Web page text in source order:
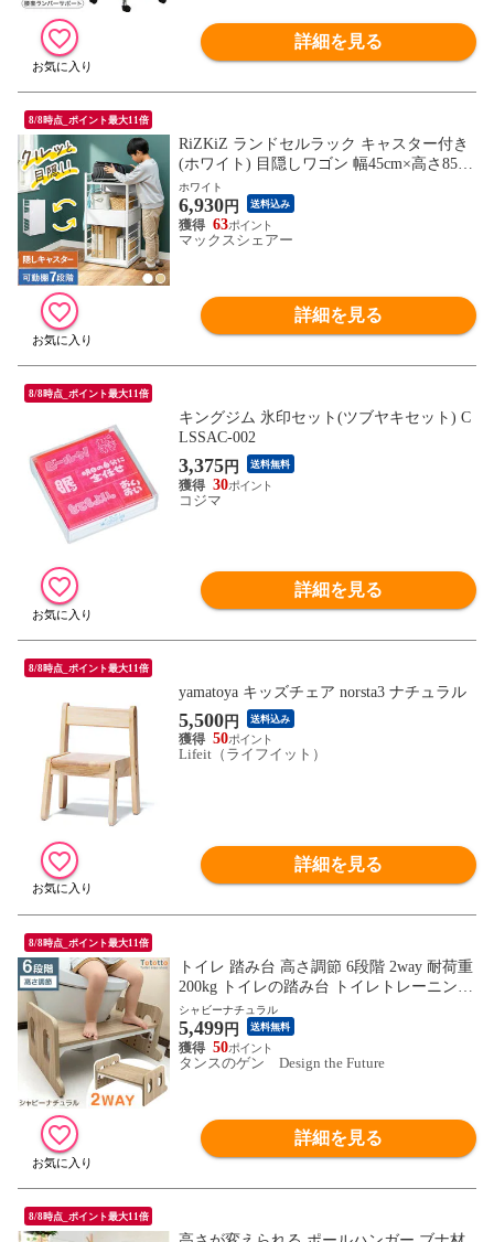
詳細を見る
8/8時点_ポイント最大11倍
RiZKiZ ランドセルラック キャスター付き
(ホワイト) 目隠しワゴン 幅45cm×高さ85cm
ランドセル収納 スリム 可動棚 引出し付き
お片付け 本棚 子供部屋 入学準備 インテリ
ア 収納 ラック 子供用 収納棚 教科書 おも
ちゃ 小学校 おしゃれ 木目 北欧 送料無料
ホワイト
6,930円 送料込み
63
マックスシェアー
詳細を見る
8/8時点_ポイント最大11倍
キングジム 氷印セット(ツブヤキセット) C
LSSAC-002
3,375円 送料無料
30
コジマ
詳細を見る
8/8時点_ポイント最大11倍
yamatoya キッズチェア norsta3 ナチュラル
5,500円 送料込み
50
Lifeit（ライフイット）
詳細を見る
8/8時点_ポイント最大11倍
トイレ 踏み台 高さ調節 6段階 2way 耐荷重
200kg トイレの踏み台 トイレトレーニング
トイレステップ キッズステップ台 足置き
台 子供用 トイレ 補助 おしゃれ 49600374
〔シャビーナチュラル〕【予約】9月上旬
※9/10までに出荷予定
シャビーナチュラル
5,499円 送料無料
50
タンスのゲン Design the Future
詳細を見る
8/8時点_ポイント最大11倍